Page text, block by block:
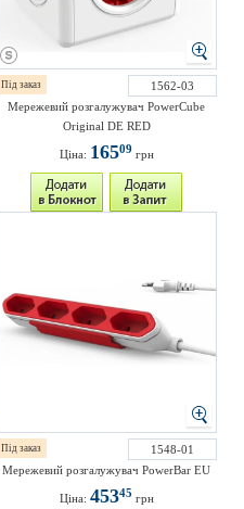
Під заказ
1562-03
Мережевий розгалужувач PowerCube
Original DE RED
Ціна: 16509 грн
Під заказ
1548-01
Мережевий розгалужувач PowerBar EU
Ціна: 45345 грн